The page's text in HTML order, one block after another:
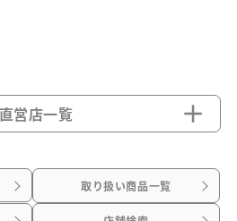
直営店一覧
取り扱い商品一覧